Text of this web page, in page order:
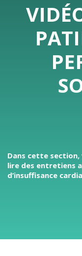
Dans cette
lire des entretiens
d’insuffisance